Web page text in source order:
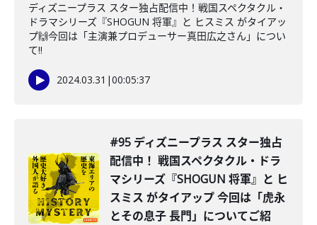
ディズニープラス スター独占配信中！戦国スペクタクル・
ドラマシリーズ『SHOGUN 将軍』と ヒスミス がタイアッ
プ🙌今回は「主演兼プロデューサー真田広之さん」につい
て‼️
2024.03.31 |00:05:37
#95 ディズニープラス スター独占
配信中！ 戦国スペクタクル・ドラ
マシリーズ『SHOGUN 将軍』と ヒ
スミス がタイアップ 今回は「虎永
とその息子 長門」についてご紹